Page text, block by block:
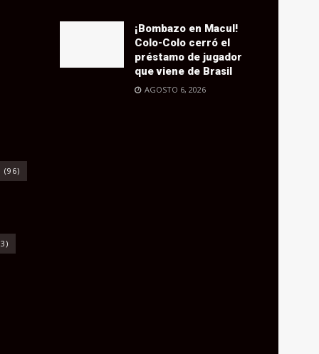
(96)
¡Bombazo en Macul!
Colo-Colo cerró el
préstamo de jugador
que viene de Brasil
AGOSTO 6, 2026